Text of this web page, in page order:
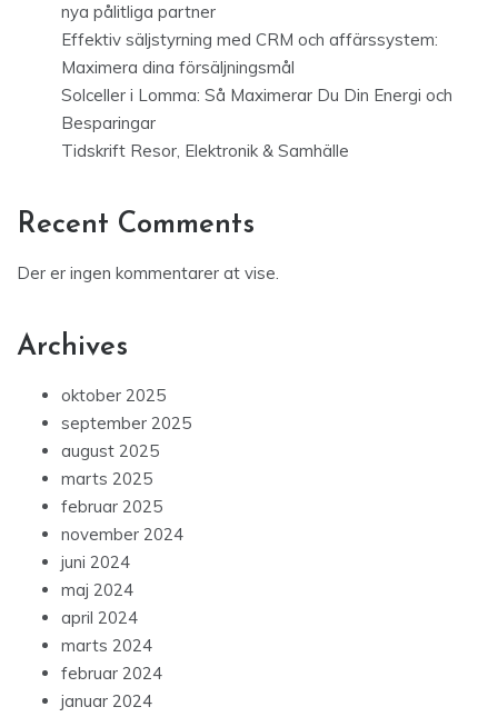
nya pålitliga partner
Effektiv säljstyrning med CRM och affärssystem:
Maximera dina försäljningsmål
Solceller i Lomma: Så Maximerar Du Din Energi och
Besparingar
Tidskrift Resor, Elektronik & Samhälle
Recent Comments
Der er ingen kommentarer at vise.
Archives
oktober 2025
september 2025
august 2025
marts 2025
februar 2025
november 2024
juni 2024
maj 2024
april 2024
marts 2024
februar 2024
januar 2024